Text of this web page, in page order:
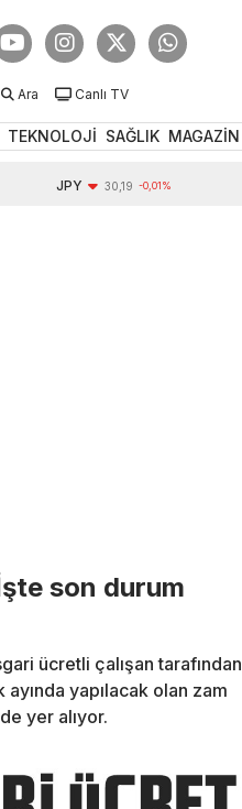
Ara Canlı TV
TEKNOLOJİ SAĞLIK MAGAZİN
30,19 -0,01%
son durum
ücretli çalışan tarafından
yapılacak olan zam
yer alıyor.